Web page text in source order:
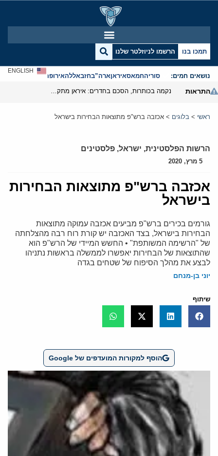
תמכו בנו הרשמו לניוזלטר שלנו
נושאים חמים: סוריהחמאסאיראןארה”בחזבאללהאירופהאנטישמיות
ENGLISH
התראות
ראשי > בלוגים > אכזבה ברש"פ מתוצאות הבחירות בישראל
הרשות הפלסטינית, ישראל, פלסטינים
5 מרץ, 2020
אכזבה ברש"פ מתוצאות הבחירות
בישראל
גורמים בכירים ברש"פ מביעים אכזבה עמוקה מתוצאות
הבחירות בישראל, בצד האכזבה יש קורת רוח רבה מהצלחתה
של "הרשימה המשותפת" • החשש המיידי של הרש"פ הוא
שהתוצאות של הבחירות יאפשרו לממשלה בראשות נתניהו
לבצע את מהלך הסיפוח של שטחים בגדה
יוני בן-מנחם
שיתוף
הוסף למקורות המועדפים של Google